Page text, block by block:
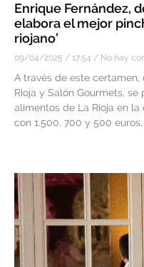
Enrique Fernández,
elabora el mejor
riojano’
09/04/2025 17:54 No hay
A través de este certamen,
Rioja y Salón Gourmets,
alimentos de La Rioja en
con 1.500, 700 y 500